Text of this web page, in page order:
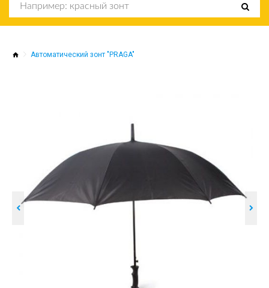
Автоматический зонт "PRAGA"